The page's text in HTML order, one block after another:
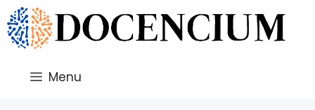
Saltar
al
contenido
Menu